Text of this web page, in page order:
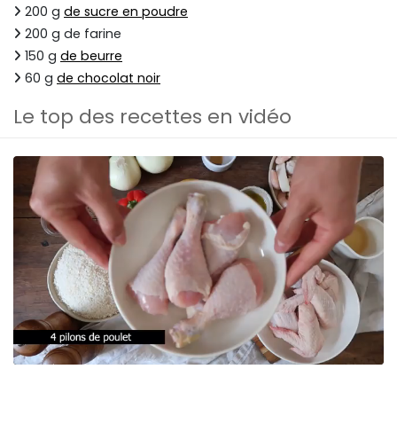
200 g de sucre en poudre
200 g de farine
150 g de beurre
60 g de chocolat noir
Le top des recettes en vidéo